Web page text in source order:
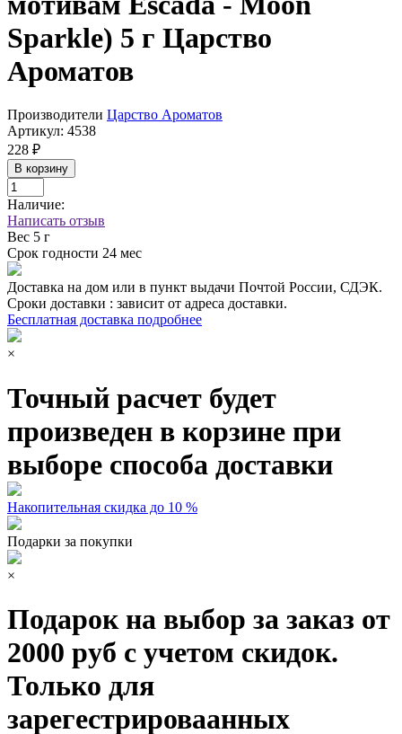
Sparkle) 5 г Царство
Ароматов
Производители Царство Ароматов
Артикул: 4538
228 ₽
В корзину
Наличие:
Написать отзыв
Вес 5 г
Срок годности 24 мес
Доставка на дом или в пункт выдачи Почтой России, СДЭК.
Сроки доставки : зависит от адреса доставки.
Бесплатная доставка подробнее
×
Точный расчет будет
произведен в корзине при
выборе способа доставки
Накопительная скидка до 10 %
Подарки за покупки
×
Подарок на выбор за заказ от
2000 руб с учетом скидок.
Только для
зарегестрироваанных